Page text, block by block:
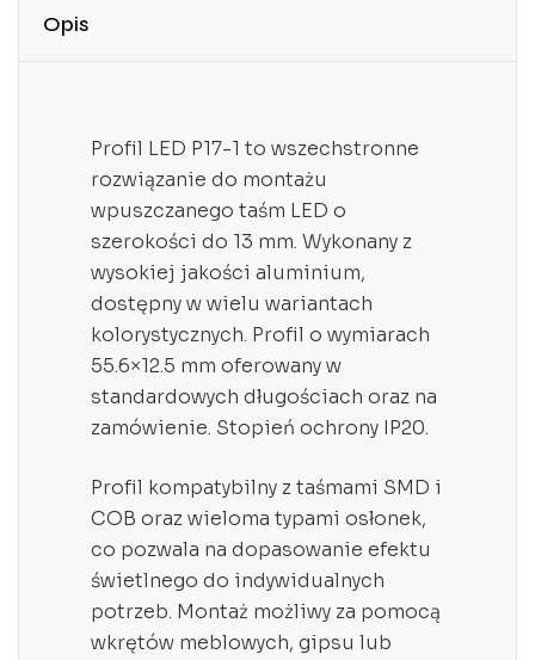
Opis
Profil LED P17-1 to wszechstronne
rozwiązanie do montażu
wpuszczanego taśm LED o
szerokości do 13 mm. Wykonany z
wysokiej jakości aluminium,
dostępny w wielu wariantach
kolorystycznych. Profil o wymiarach
55.6×12.5 mm oferowany w
standardowych długościach oraz na
zamówienie. Stopień ochrony IP20.
Profil kompatybilny z taśmami SMD i
COB oraz wieloma typami osłonek,
co pozwala na dopasowanie efektu
świetlnego do indywidualnych
potrzeb. Montaż możliwy za pomocą
wkrętów meblowych, gipsu lub